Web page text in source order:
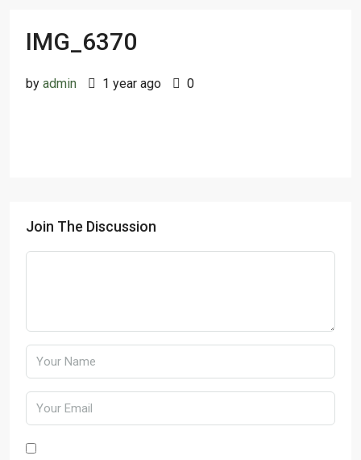
IMG_6370
by admin 1 year ago 0
Join The Discussion